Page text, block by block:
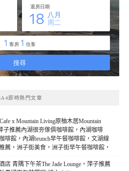
即時熱門文章
x Mountain Living原柚木居Mountain
子推薦內湖很夯傢俱咖啡館，內湖咖啡
啡館，內湖brunch早午餐咖啡館，文湖線
薦，洲子街美食，洲子街早午餐咖啡館，
店 青隅下午茶The Jade Lounge，萍子推薦